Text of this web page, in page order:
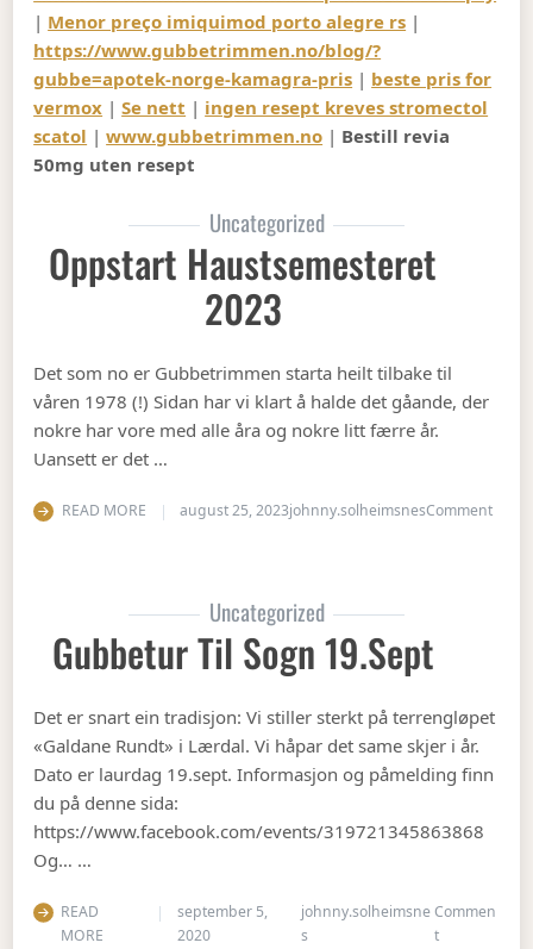
| Menor preço imiquimod porto alegre rs |
https://www.gubbetrimmen.no/blog/?
gubbe=apotek-norge-kamagra-pris | beste pris for
vermox |Se nett | ingen resept kreves stromectol
scatol |www.gubbetrimmen.no | Bestill revia
50mg uten resept
Uncategorized
Oppstart Haustsemesteret
2023
Det som no er Gubbetrimmen starta heilt tilbake til
våren 1978 (!) Sidan har vi klart å halde det gåande, der
nokre har vore med alle åra og nokre litt færre år.
Uansett er det …
READ MORE august 25, 2023johnny.solheimsnesCommenton
Uncategorized
Gubbetur Til Sogn 19.sept
Det er snart ein tradisjon: Vi stiller sterkt på terrengløpet
«Galdane Rundt» i Lærdal. Vi håpar det same skjer i år.
Dato er laurdag 19.sept. Informasjon og påmelding finn
du på denne sida:
https://www.facebook.com/events/319721345863868
Og… …
READ
MORE
september 5,
2020
johnny.solheimsne
s
Commen
ton Gubbetur